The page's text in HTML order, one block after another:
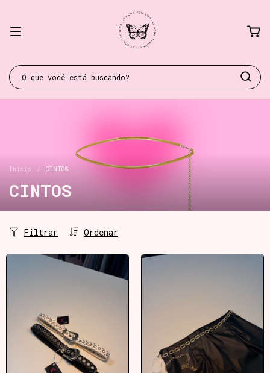
Início / CINTOS
CINTOS
Ordenar
Filtrar